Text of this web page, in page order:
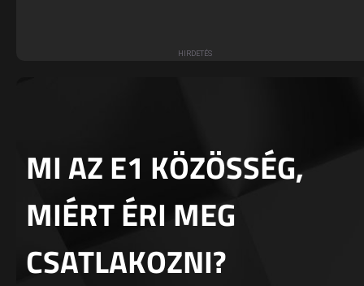
MI AZ E1 KÖZÖSSÉG,
MIÉRT ÉRI MEG
CSATLAKOZNI?